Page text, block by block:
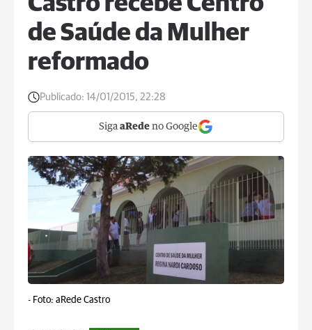
de Saúde da Mulher
reformado
Publicado: 14/01/2015, 22:28
Siga aRede no Google
- Foto: aRede Castro